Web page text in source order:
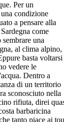
Per un
condizione
a pensare alla
come
una
al clima alpino,
basta voltarsi
vedere le
Dentro a
di un territorio
sconosciuto nella
rifiuta, direi
barbaricina
tanto piace ai